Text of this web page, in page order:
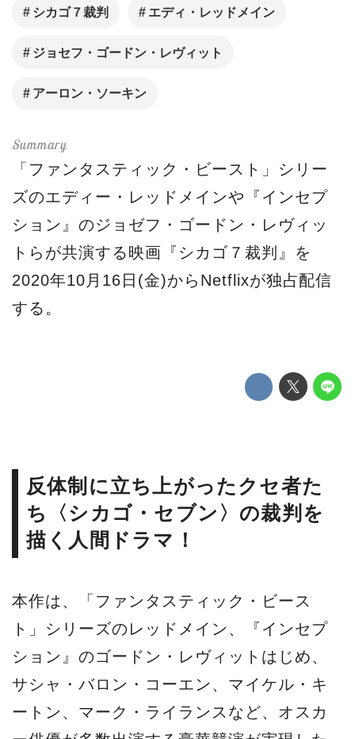
シカゴ７裁判 エディ・レッドメイン
ジョセフ・ゴードン・レヴィット
アーロン・ソーキン
「ファンタスティック・ビースト」シリー
ズのエディー・レッドメインや『インセプ
ション』のジョゼフ・ゴードン・レヴィッ
トらが共演する映画『シカゴ７裁判』を
2020年10月16日(金)からNetflixが独占配信
する。
反体制に立ち上がったクセ者た
ち〈シカゴ・セブン〉の裁判を
描く人間ドラマ！
本作は、「ファンタスティック・ビース
ト」シリーズのレッドメイン、『インセプ
ション』のゴードン・レヴィットはじめ、
サシャ・バロン・コーエン、マイケル・キ
ートン、マーク・ライランスなど、オスカ